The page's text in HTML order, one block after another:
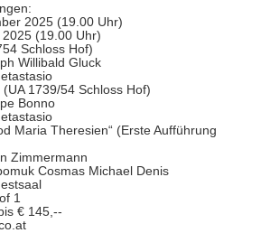
2025 (19.00 Uhr)
(19.00 Uhr)
Schloss Hof)
Willibald Gluck
(UA 1739/54 Schloss Hof)
Bonno
Maria Theresien“ (Erste Aufführung
Zimmermann
Cosmas Michael Denis
1
€ 145,--